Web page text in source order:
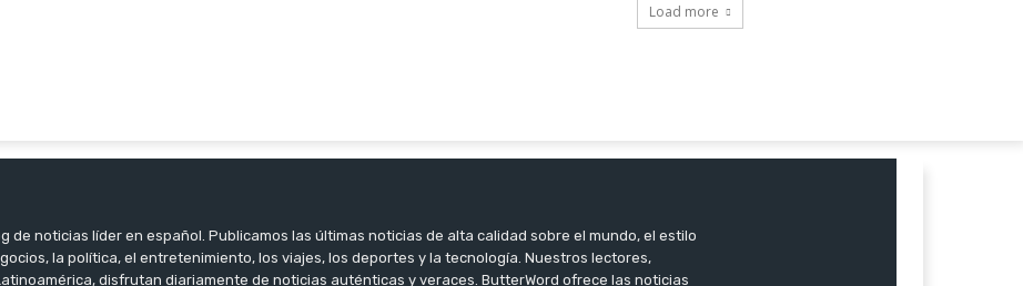
Load more
de noticias líder en español. Publicamos las últimas noticias de alta calidad sobre el mundo, el estilo
la política, el entretenimiento, los viajes, los deportes y la tecnología. Nuestros lectores,
disfrutan diariamente de noticias auténticas y veraces. ButterWord ofrece las noticias